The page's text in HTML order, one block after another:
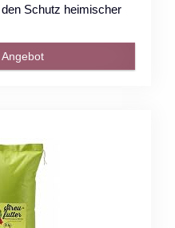
Schutz heimischer